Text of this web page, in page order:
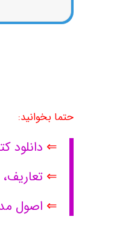
حتما بخوانید:
⇐ دانلود
⇐
⇐ اصول